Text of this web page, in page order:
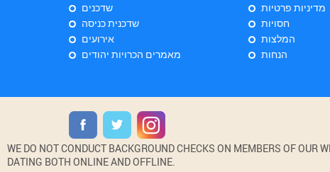
שדכנים
שדכנית כניסה
אירועים
מאמרים הכרויות יהודים
מדיניות פרטיות
חסויות
המלצות
הנחות
WE DO NOT CONDUCT BACKGROUND CHECKS ON MEMBERS OF OUR
DATING BOTH ONLINE AND OFFLINE.